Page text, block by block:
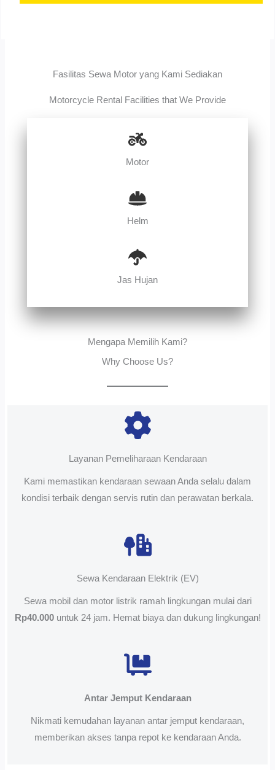
Fasilitas Sewa Motor yang Kami Sediakan
Motorcycle Rental Facilities that We Provide
Motor
Helm
Jas Hujan
Mengapa Memilih Kami?
Why Choose Us?
Layanan Pemeliharaan Kendaraan
Kami memastikan kendaraan sewaan Anda selalu dalam
kondisi terbaik dengan servis rutin dan perawatan berkala.
Sewa Kendaraan Elektrik (EV)
Sewa mobil dan motor listrik ramah lingkungan mulai dari
Rp40.000untuk 24 jam. Hemat biaya dan dukung lingkungan!
Antar Jemput Kendaraan
Nikmati kemudahan layanan antar jemput kendaraan,
memberikan akses tanpa repot ke kendaraan Anda.